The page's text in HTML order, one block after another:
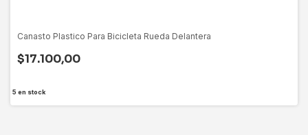
Canasto Plastico Para Bicicleta Rueda Delantera
$17.100,00
5 en stock